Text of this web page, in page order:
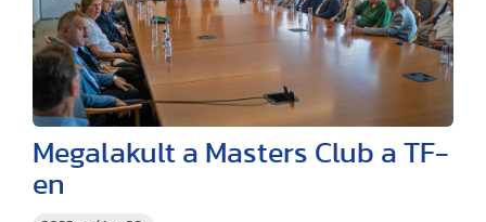
Megalakult a Masters Club a TF-
en